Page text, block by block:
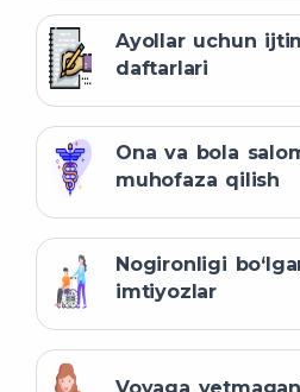
Ayollar uchun
daftarlari
Ona va bola
muhofaza qilish
Nogironligi
imtiyozlar